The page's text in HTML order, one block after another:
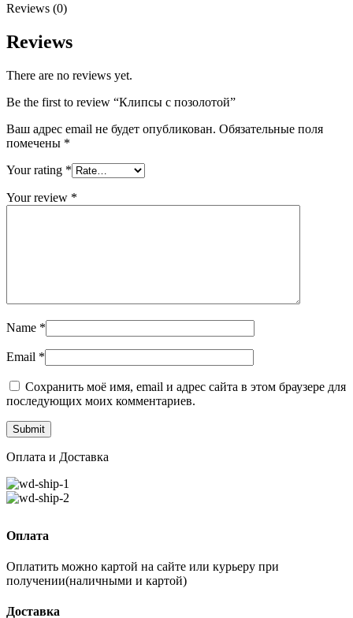
Reviews (0)
Reviews
There are no reviews yet.
Be the first to review “Клипсы с позолотой”
Ваш адрес email не будет опубликован. Обязательные поля
помечены *
Your rating *
Your review *
Name *
Email *
Сохранить моё имя, email и адрес сайта в этом браузере для
последующих моих комментариев.
Оплата и Доставка
Оплата
Оплатить можно картой на сайте или курьеру при
получении(наличными и картой)
Доставка